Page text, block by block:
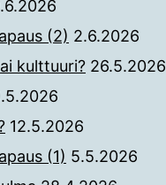
(2) 2.6.2026
kulttuuri? 26.5.2026
12.5.2026
(1) 5.5.2026